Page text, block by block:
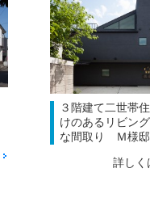
３階建て二世帯
けのあるリビン
な間取り Ｍ様邸
詳しく